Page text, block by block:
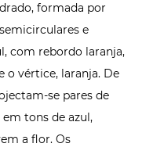
formada por
e
com rebordo laranja,
o vértice, laranja. De
se pares de
tons de azul,
a flor. Os